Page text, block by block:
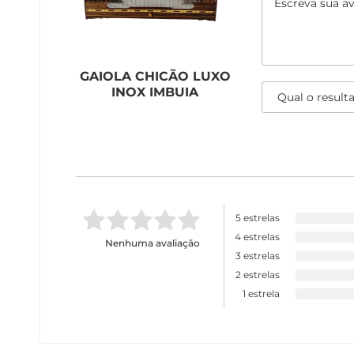
GAIOLA CHICÃO LUXO
INOX IMBUIA
Nenhuma avaliação
5 estrelas
4 estrelas
3 estrelas
2 estrelas
1 estrela